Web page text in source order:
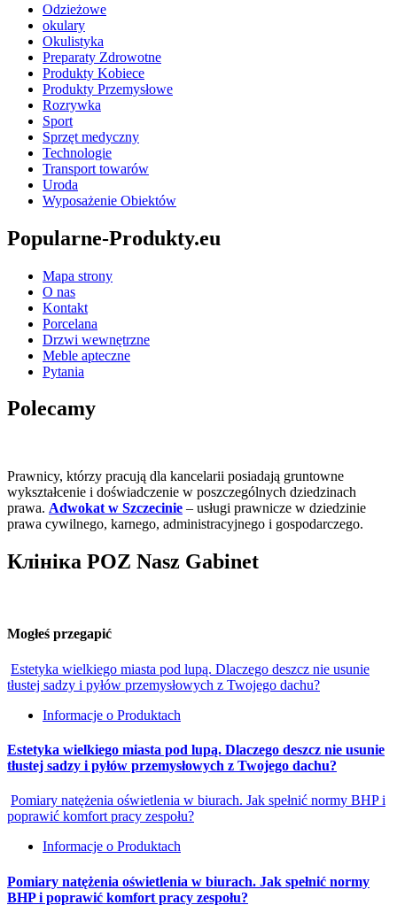
Odzieżowe
okulary
Okulistyka
Preparaty Zdrowotne
Produkty Kobiece
Produkty Przemysłowe
Rozrywka
Sport
Sprzęt medyczny
Technologie
Transport towarów
Uroda
Wyposażenie Obiektów
Popularne-Produkty.eu
Mapa strony
O nas
Kontakt
Porcelana
Drzwi wewnętrzne
Meble apteczne
Pytania
Polecamy
Prawnicy, którzy pracują dla kancelarii posiadają gruntowne
wykształcenie i doświadczenie w poszczególnych dziedzinach
prawa. Adwokat w Szczecinie – usługi prawnicze w dziedzinie
prawa cywilnego, karnego, administracyjnego i gospodarczego.
Клініка POZ Nasz Gabinet
Mogłeś przegapić
Estetyka wielkiego miasta pod lupą. Dlaczego deszcz nie usunie
tłustej sadzy i pyłów przemysłowych z Twojego dachu?
Informacje o Produktach
Estetyka wielkiego miasta pod lupą. Dlaczego deszcz nie usunie
tłustej sadzy i pyłów przemysłowych z Twojego dachu?
Pomiary natężenia oświetlenia w biurach. Jak spełnić normy BHP i
poprawić komfort pracy zespołu?
Informacje o Produktach
Pomiary natężenia oświetlenia w biurach. Jak spełnić normy
BHP i poprawić komfort pracy zespołu?